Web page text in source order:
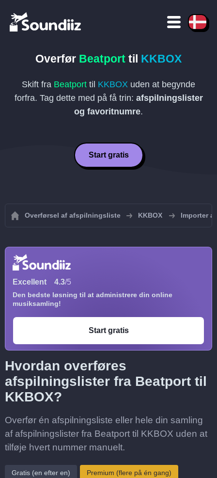
Overfør Beatport til KKBOX
Skift fra Beatport til KKBOX uden at begynde
forfra. Tag dette med på få trin: afspilningslister
og favoritnumre.
Start gratis
Overførsel af afspilningsliste KKBOX Importer
Excellent 4.3/5
Den bedste løsning til at administrere din online
musiksamling!
Start gratis
Hvordan overføres
afspilningslister fra Beatport til
KKBOX?
Overfør én afspilningsliste eller hele din samling
af afspilningslister fra Beatport til KKBOX uden at
tilføje hvert nummer manuelt.
Gratis (en efter en) Premium (flere på én gang)